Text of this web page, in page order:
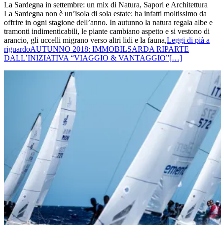
La Sardegna in settembre: un mix di Natura, Sapori e Architettura
La Sardegna non è un’isola di sola estate: ha infatti moltissimo da
offrire in ogni stagione dell’anno. In autunno la natura regala albe e
tramonti indimenticabili, le piante cambiano aspetto e si vestono di
arancio, gli uccelli migrano verso altri lidi e la fauna,Leggi di pià a
riguardoAUTUNNO 2018: IMMOBILSARDA RIPARTE
DALL’INIZIATIVA “VIAGGIO & VANTAGGIO”[…]